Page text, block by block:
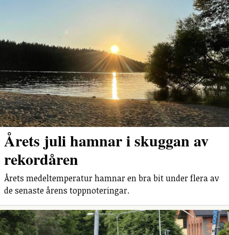
Årets juli hamnar i skuggan av
rekordåren
Årets medeltemperatur hamnar en bra bit under flera av
de senaste årens toppnoteringar.